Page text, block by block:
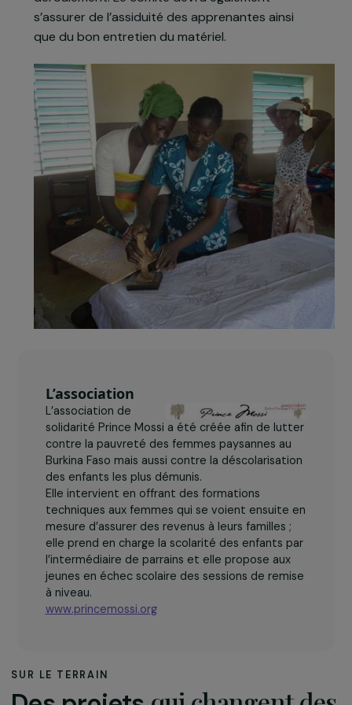
scolaire voire d’alphabétisation. À l’issue de ces
premières sessions d’apprentissage, elles ont pu
mettre en place un comité de gestion qui sera
chargé dès la mise en place des formations
prévues par l’association de veiller à leur bon
déroulement. Le comité devra également
s’assurer de l’assiduité des apprenantes ainsi
que du bon entretien du matériel.
L’association
L’association de
solidarité Prince Mossi a été créée afin de lutter
contre la pauvreté des femmes paysannes au